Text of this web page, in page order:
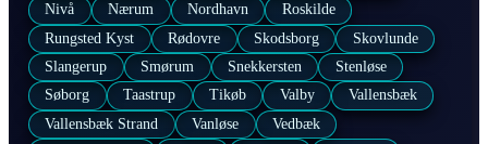
Nivå
Nærum Nordhavn
Roskilde
Rungsted Kyst
Rødovre Skodsborg
Skovlunde
Slangerup
Smørum Snekkersten
Stenløse
Søborg
Taastrup Tikøb Valby
Vallensbæk
Vallensbæk Strand
Vanløse Vedbæk